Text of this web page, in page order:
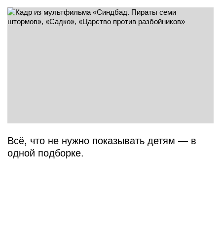
Всё, что не нужно показывать детям — в
одной подборке.